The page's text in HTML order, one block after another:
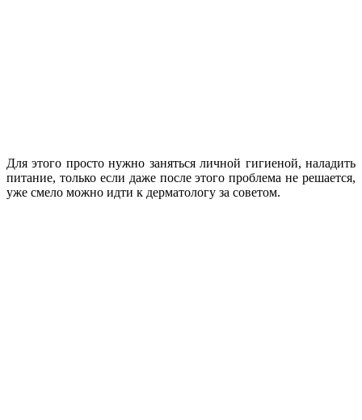
Для этого просто нужно заняться личной гигиеной, наладить
питание, только если даже после этого проблема не решается,
уже смело можно идти к дерматологу за советом.